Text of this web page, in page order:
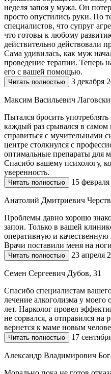
неделя запоя у мужа. Он
просто опустились руки. По
специалистов, что супруг
что готовы к любому
действительно действовали
Сама удивилась, как муж
проведение терапии. Теперь
его с вашей помощью.
Читать полностью 3 декабря
Максим Васильевич
Пытался бросить
каждый раз срывался в самом
справиться с мучительными
центре столкнулся с
оптимальные препараты для
Спасибо вашему психологу,
уверенность.
Читать полностью 15 февраля
Анатолий Дмитриевич
Проблемы давно хорошо
запои. Только в вашей
оперативную и
Врачи поставили меня на
Читать полностью 23 апреля
Семен Сергеевич Дубов, 31
Спасибо специалистам
лечение алкоголизма у
лет. Нарколог провел
не сорвался, а отправился на
вернется к маме новым
Читать полностью 17
Александр Владимирович